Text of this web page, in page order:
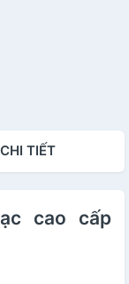
CHI TIẾT
cao cấp